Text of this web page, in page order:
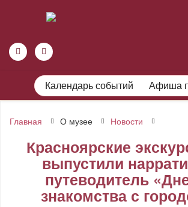
Календарь событий Афиша
Главная О музее Новости
Красноярские
выпустили
путеводитель
знакомства с